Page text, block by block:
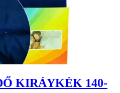
KIRÁYKÉK 140-